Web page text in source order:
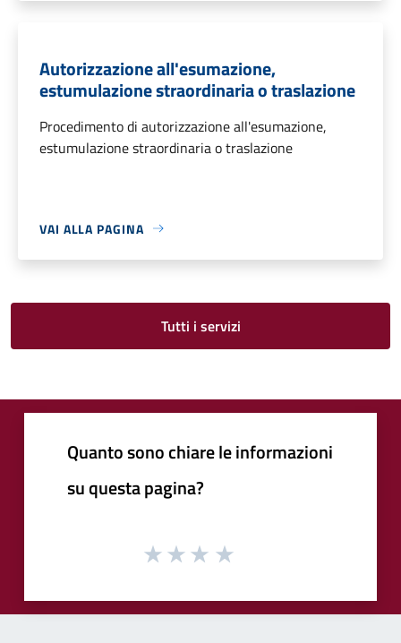
Autorizzazione all'esumazione,
estumulazione straordinaria o traslazione
Procedimento di autorizzazione all'esumazione,
estumulazione straordinaria o traslazione
VAI ALLA PAGINA
Tutti i servizi
Quanto sono chiare le informazioni
su questa pagina?